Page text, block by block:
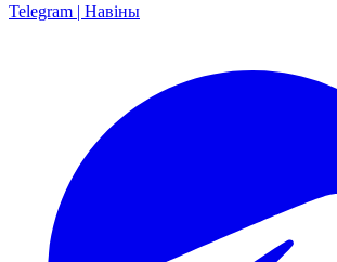
Telegram | Навіны